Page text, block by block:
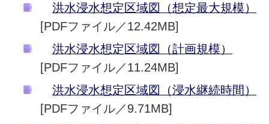
洪水浸水想定区域図（想定最大規模）
[PDFファイル／12.42MB]
洪水浸水想定区域図（計画規模）
[PDFファイル／11.24MB]
洪水浸水想定区域図（浸水継続時間）
[PDFファイル／9.71MB]